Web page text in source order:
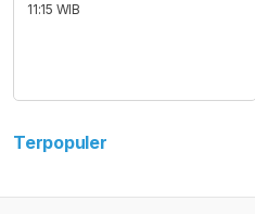
11:15 WIB
Terpopuler